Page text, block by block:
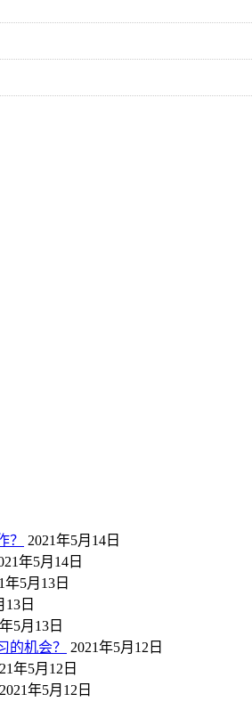
？
2021年5月14日
年5月14日
年5月13日
13日
5月13日
的机会？
2021年5月12日
年5月12日
2021年5月12日